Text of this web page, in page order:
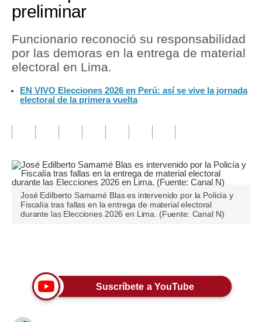
Perú
Política
Tu Dinero
Inmobiliarias
Editorial
Pregunta de hoy
Viajes
Moda
preliminar
Funcionario reconoció su responsabilidad
por las demoras en la entrega de material
electoral en Lima.
EN VIVO Elecciones 2026 en Perú: así se vive la jornada
electoral de la primera vuelta
José Edilberto Samamé Blas es intervenido por la Policía y
Fiscalía tras fallas en la entrega de material electoral
durante las Elecciones 2026 en Lima. (Fuente: Canal N)
Suscríbete a YouTube